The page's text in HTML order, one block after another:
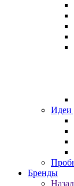
Идеи
Бренды
Назад